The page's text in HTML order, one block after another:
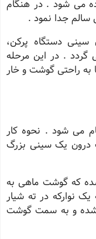
مى شود . در هنگام
سالم جدا نمود .
دستگاه پرکن،
گردد . در این مرحله
به راحتى گوشت و خار
مى شود . نحوه کار
یک سینى بزرگ
که گوشت ماهى به
نوارکه در ته شیار
شده و به سمت گوشت